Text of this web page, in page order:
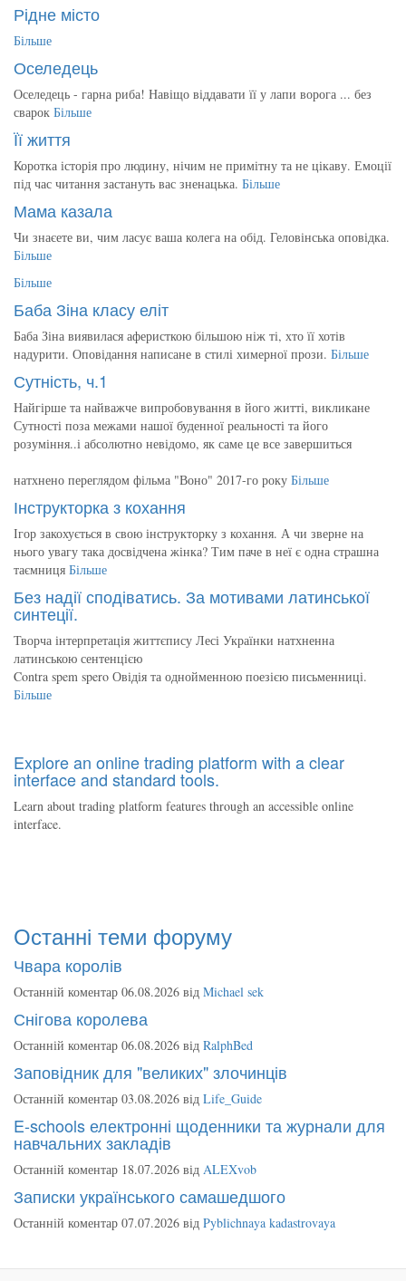
Рідне місто
Більше
Оселедець
Оселедець - гарна риба! Навіщо віддавати її у лапи ворога ... без
сварок Більше
Її життя
Коротка історія про людину, нічим не примітну та не цікаву. Емоції
під час читання застануть вас зненацька. Більше
Мама казала
Чи знаєете ви, чим ласує ваша колега на обід. Геловінська оповідка.
Більше
Більше
Баба Зіна класу еліт
Баба Зіна виявилася аферисткою більшою ніж ті, хто її хотів
надурити. Оповідання написане в стилі химерної прози. Більше
Сутність, ч.1
Найгірше та найважче випробовування в його житті, викликане
Сутності поза межами нашої буденної реальності та його
розуміння..і абсолютно невідомо, як саме це все завершиться
натхнено переглядом фільма "Воно" 2017-го року Більше
Інструкторка з кохання
Ігор закохується в свою інструкторку з кохання. А чи зверне на
нього увагу така досвідчена жінка? Тим паче в неї є одна страшна
таємниця Більше
Без надії сподіватись. За мотивами латинської
синтеції.
Творча інтерпретація життєпису Лесі Українки натхненна
латинською сентенцією
Contra spem spero Овідія та однойменною поезією письменниці.
Більше
Explore an online trading platform with a clear
interface and standard tools.
Learn about trading platform features through an accessible online
interface.
Останні теми форуму
Чвара королів
Останній коментар 06.08.2026 від Michael sek
Снігова королева
Останній коментар 06.08.2026 від RalphBed
Заповідник для "великих" злочинців
Останній коментар 03.08.2026 від Life_Guide
E-schools електронні щоденники та журнали для
навчальних закладів
Останній коментар 18.07.2026 від ALEXvob
Записки українського самашедшого
Останній коментар 07.07.2026 від Pyblichnaya kadastrovaya